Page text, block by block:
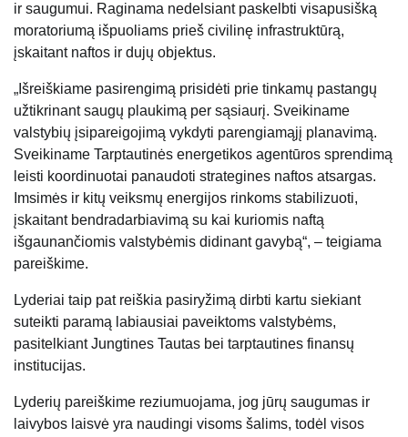
ir saugumui. Raginama nedelsiant paskelbti visapusišką
moratoriumą išpuoliams prieš civilinę infrastruktūrą,
įskaitant naftos ir dujų objektus.
„Išreiškiame pasirengimą prisidėti prie tinkamų pastangų
užtikrinant saugų plaukimą per sąsiaurį. Sveikiname
valstybių įsipareigojimą vykdyti parengiamąjį planavimą.
Sveikiname Tarptautinės energetikos agentūros sprendimą
leisti koordinuotai panaudoti strategines naftos atsargas.
Imsimės ir kitų veiksmų energijos rinkoms stabilizuoti,
įskaitant bendradarbiavimą su kai kuriomis naftą
išgaunančiomis valstybėmis didinant gavybą“, – teigiama
pareiškime.
Lyderiai taip pat reiškia pasiryžimą dirbti kartu siekiant
suteikti paramą labiausiai paveiktoms valstybėms,
pasitelkiant Jungtines Tautas bei tarptautines finansų
institucijas.
Lyderių pareiškime reziumuojama, jog jūrų saugumas ir
laivybos laisvė yra naudingi visoms šalims, todėl visos